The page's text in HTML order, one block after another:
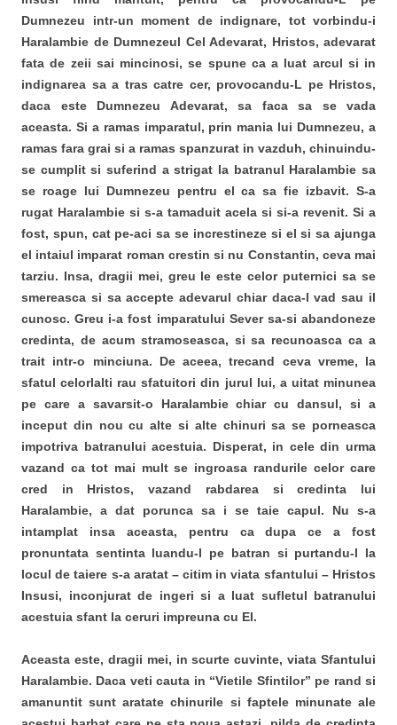
Dumnezeu intr-un moment de indignare, tot vorbindu-i
Haralambie de Dumnezeul Cel Adevarat, Hristos, adevarat
fata de zeii sai mincinosi, se spune ca a luat arcul si in
indignarea sa a tras catre cer, provocandu-L pe Hristos,
daca este Dumnezeu Adevarat, sa faca sa se vada
aceasta. Si a ramas imparatul, prin mania lui Dumnezeu, a
ramas fara grai si a ramas spanzurat in vazduh, chinuindu-
se cumplit si suferind a strigat la batranul Haralambie sa
se roage lui Dumnezeu pentru el ca sa fie izbavit. S-a
rugat Haralambie si s-a tamaduit acela si si-a revenit. Si a
fost, spun, cat pe-aci sa se increstineze si el si sa ajunga
el intaiul imparat roman crestin si nu Constantin, ceva mai
tarziu. Insa, dragii mei, greu le este celor puternici sa se
smereasca si sa accepte adevarul chiar daca-l vad sau il
cunosc. Greu i-a fost imparatului Sever sa-si abandoneze
credinta, de acum stramoseasca, si sa recunoasca ca a
trait intr-o minciuna. De aceea, trecand ceva vreme, la
sfatul celorlalti rau sfatuitori din jurul lui, a uitat minunea
pe care a savarsit-o Haralambie chiar cu dansul, si a
inceput din nou cu alte si alte chinuri sa se porneasca
impotriva batranului acestuia. Disperat, in cele din urma
vazand ca tot mai mult se ingroasa randurile celor care
cred in Hristos, vazand rabdarea si credinta lui
Haralambie, a dat porunca sa i se taie capul. Nu s-a
intamplat insa aceasta, pentru ca dupa ce a fost
pronuntata sentinta luandu-l pe batran si purtandu-l la
locul de taiere s-a aratat – citim in viata sfantului – Hristos
Insusi, inconjurat de ingeri si a luat sufletul batranului
acestuia sfant la ceruri impreuna cu El.
Aceasta este, dragii mei, in scurte cuvinte, viata Sfantului
Haralambie. Daca veti cauta in “Vietile Sfintilor” pe rand si
amanuntit sunt aratate chinurile si faptele minunate ale